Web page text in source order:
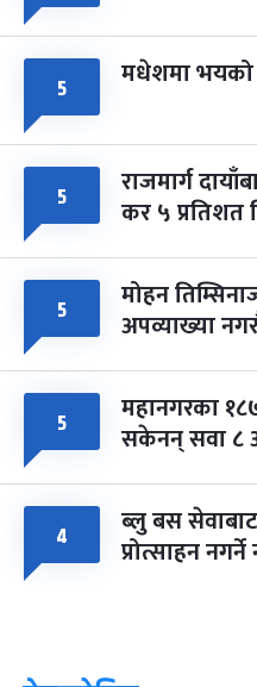
५ मधेशमा भयको
५ राजमार्ग
कर ५ प्रतिशत
५ मोहन
अपव्याख्या
५ महानगरका
सकेनन् सवा ८
४ ब्लु बस
प्रोत्साहन